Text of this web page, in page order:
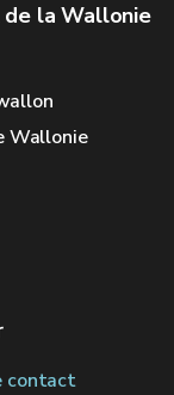
la Wallonie
Wallonie
contact